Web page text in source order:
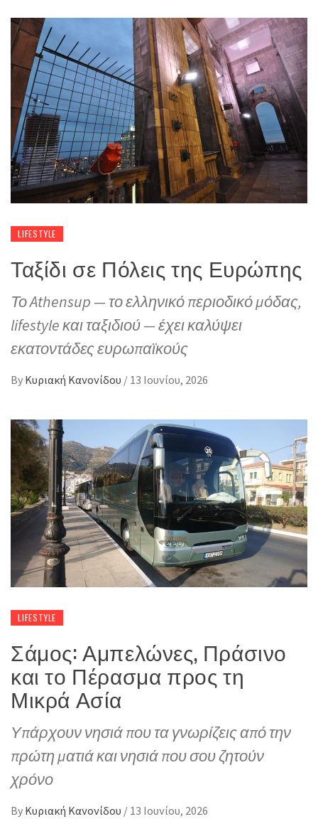
LIFESTYLE
Ταξίδι σε Πόλεις της Ευρώπης
Το Athensup — το ελληνικό περιοδικό μόδας,
lifestyle και ταξιδιού — έχει καλύψει
εκατοντάδες ευρωπαϊκούς
By Κυριακή Κανονίδου / 13 Ιουνίου, 2026
LIFESTYLE
Σάμος: Αμπελώνες, Πράσινο
και το Πέρασμα προς τη
Μικρά Ασία
Υπάρχουν νησιά που τα γνωρίζεις από την
πρώτη ματιά και νησιά που σου ζητούν
χρόνο
By Κυριακή Κανονίδου / 13 Ιουνίου, 2026